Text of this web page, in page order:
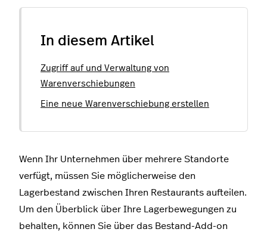
In diesem Artikel
Zugriff auf und Verwaltung von
Warenverschiebungen
Eine neue Warenverschiebung erstellen
Wenn Ihr Unternehmen über mehrere Standorte
verfügt, müssen Sie möglicherweise den
Lagerbestand zwischen Ihren Restaurants aufteilen.
Um den Überblick über Ihre Lagerbewegungen zu
behalten, können Sie über das Bestand-Add-on